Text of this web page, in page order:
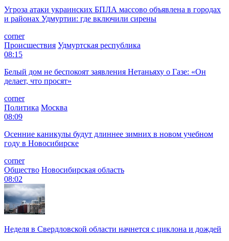
Угроза атаки украинских БПЛА массово объявлена в городах
и районах Удмуртии: где включили сирены
corner
Происшествия Удмуртская республика
08:15
Белый дом не беспокоят заявления Нетаньяху о Газе: «Он
делает, что просят»
corner
Политика Москва
08:09
Осенние каникулы будут длиннее зимних в новом учебном
году в Новосибирске
corner
Общество Новосибирская область
08:02
Неделя в Свердловской области начнется с циклона и дождей